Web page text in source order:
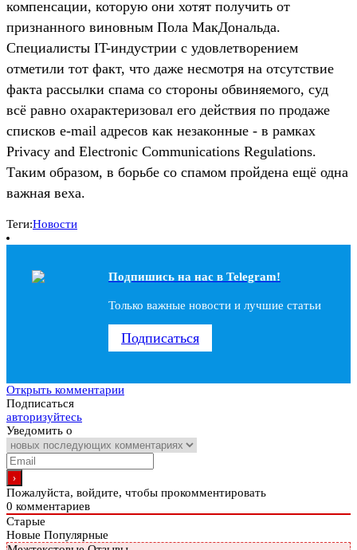
компенсации, которую они хотят получить от
признанного виновным Пола МакДональда.
Специалисты IT-индустрии с удовлетворением
отметили тот факт, что даже несмотря на отсутствие
факта рассылки спама со стороны обвиняемого, суд
всё равно охарактеризовал его действия по продаже
списков e-mail адресов как незаконные - в рамках
Privacy and Electronic Communications Regulations.
Таким образом, в борьбе со спамом пройдена ещё одна
важная веха.
Теги:Новости
Подпишись на наc в Telegram!
Только важные новости и лучшие статьи
Подписаться
Открыть комментарии
Подписаться
авторизуйтесь
Уведомить о
Пожалуйста, войдите, чтобы прокомментировать
0 комментариев
Старые
Новые Популярные